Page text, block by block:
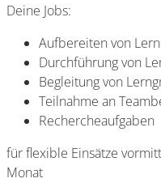
Deine Jobs:
Aufbereiten von
Durchführung von
Begleitung von
Teilnahme an
Rechercheaufgaben
für flexible Einsätze
Monat